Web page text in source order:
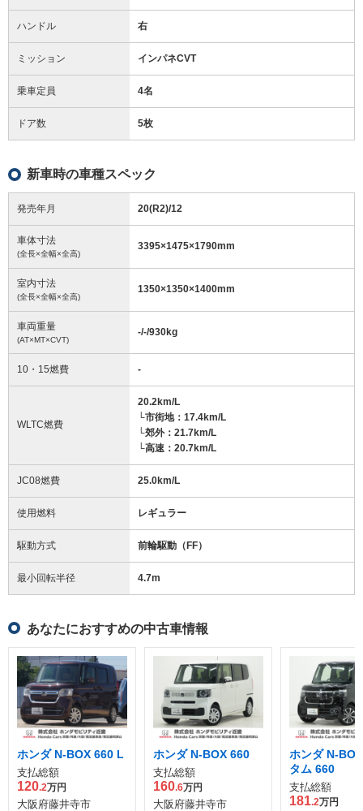
ハンドル 右
ミッション インパネCVT
乗車定員 4名
ドア数 5枚
新車時の車種スペック
発売年月 20(R2)/12
車体寸法
(全長×全幅×全高)
3395×1475×1790mm
室内寸法
(全長×全幅×全高)
1350×1350×1400mm
車両重量
(AT×MT×CVT)
-/-/930kg
10・15燃費 -
WLTC燃費
20.2km/L
└市街地：17.4km/L
└郊外：21.7km/L
└高速：20.7km/L
JC08燃費 25.0km/L
使用燃料 レギュラー
駆動方式 前輪駆動（FF）
最小回転半径 4.7m
あなたにおすすめの中古車情報
ホンダ N-BOX 660 L
支払総額
120.2万円
大阪府藤井寺市
ホンダ N-BOX 660
支払総額
160.6万円
大阪府藤井寺市
ホンダ N-
タム 660
支払総額
181.2万円